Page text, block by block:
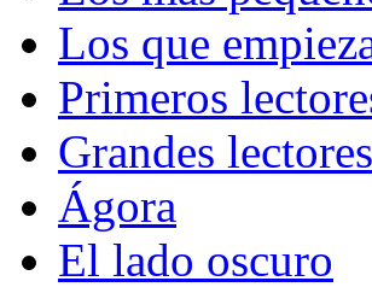
Los que
Primeros
Grandes lectores
Ágora
El lado oscuro